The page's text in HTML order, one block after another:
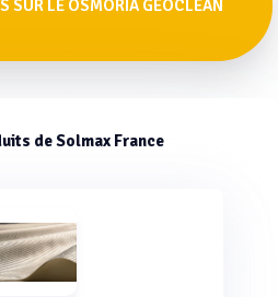
SUR LE OSMORIA GEOCLEAN
de Solmax France